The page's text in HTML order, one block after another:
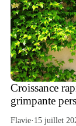
Croissance
grimpante
Flavie· 15 juillet